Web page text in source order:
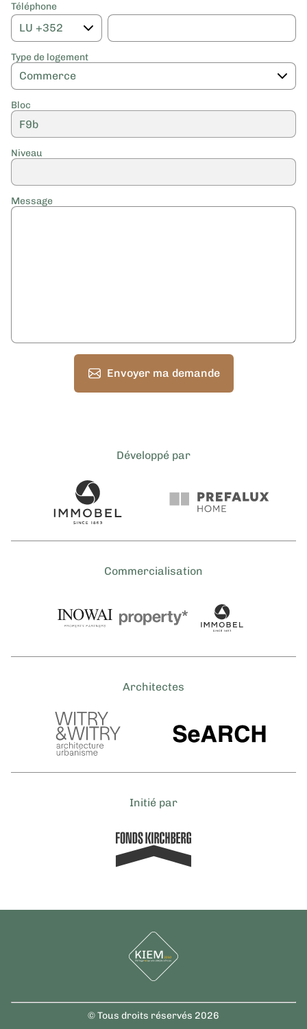
Téléphone
Type de logement
Bloc
Niveau
Message
Envoyer ma demande
Développé par
Commercialisation
Architectes
Initié par
© Tous droits réservés 2026